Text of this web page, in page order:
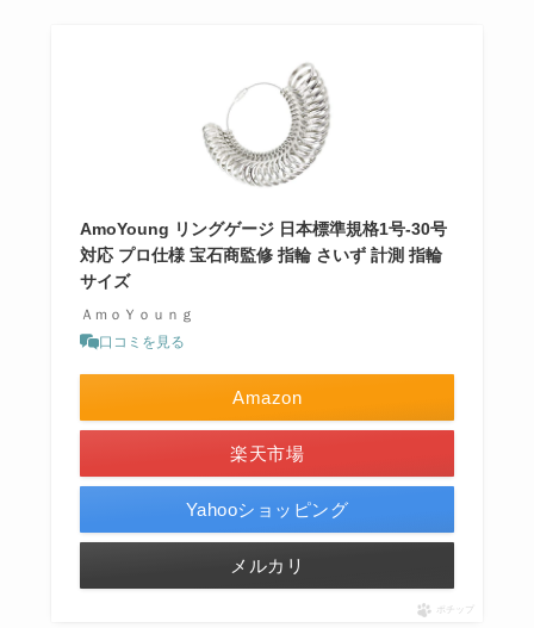
AmoYoung リングゲージ 日本標準規格1号-30号
対応 プロ仕様 宝石商監修 指輪 さいず 計測 指輪
サイズ
ＡｍｏＹｏｕｎｇ
口コミを見る
Amazon
楽天市場
Yahooショッピング
メルカリ
ポチップ